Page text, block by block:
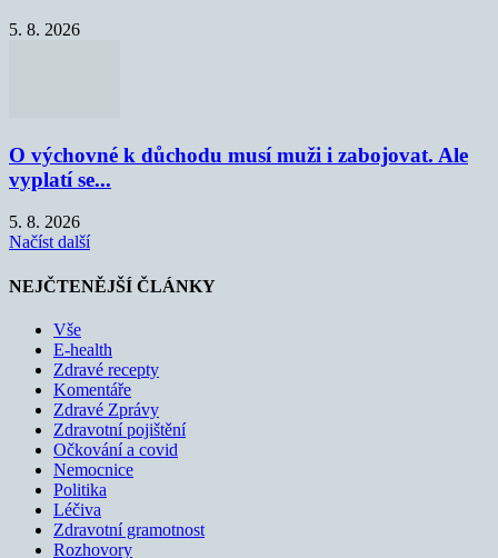
5. 8. 2026
O výchovné k důchodu musí muži i zabojovat. Ale
vyplatí se...
5. 8. 2026
Načíst další
NEJČTENĚJŠÍ ČLÁNKY
Vše
E-health
Zdravé recepty
Komentáře
Zdravé Zprávy
Zdravotní pojištění
Očkování a covid
Nemocnice
Politika
Léčiva
Zdravotní gramotnost
Rozhovory